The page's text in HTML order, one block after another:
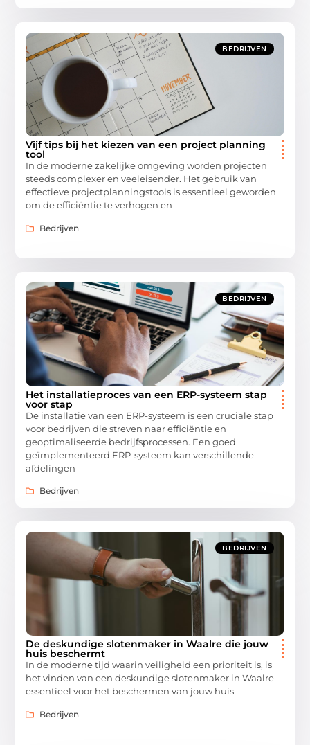
BEDRIJVEN
Vijf tips bij het kiezen van een project planning
tool
In de moderne zakelijke omgeving worden projecten
steeds complexer en veeleisender. Het gebruik van
effectieve projectplanningstools is essentieel geworden
om de efficiëntie te verhogen en
Bedrijven
BEDRIJVEN
Het installatieproces van een ERP-systeem stap
voor stap
De installatie van een ERP-systeem is een cruciale stap
voor bedrijven die streven naar efficiëntie en
geoptimaliseerde bedrijfsprocessen. Een goed
geïmplementeerd ERP-systeem kan verschillende
afdelingen
Bedrijven
BEDRIJVEN
De deskundige slotenmaker in Waalre die jouw
huis beschermt
In de moderne tijd waarin veiligheid een prioriteit is, is
het vinden van een deskundige slotenmaker in Waalre
essentieel voor het beschermen van jouw huis
Bedrijven